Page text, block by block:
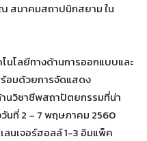
ณ สมาคมสถาปนิกสยาม ใน
นโลยีทางด้านการออกแบบและ
อมด้วยการจัดแสดง
นวิชาชีพสถาปัตยกรรมที่น่า
นที่ 2 – 7 พฤษภาคม 2560
ลนเจอร์ฮอลล์ 1-3 อิมแพ็ค